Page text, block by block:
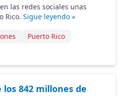
las redes sociales unas
Rico. Sigue leyendo »
Puerto Rico
842 millones de